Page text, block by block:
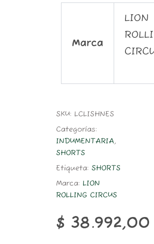
Marca
LION
SKU: LCLISHNES
Categorías:
INDUMENTARIA,
SHORTS
Etiqueta:SHORTS
Marca:LION
ROLLING CIRCUS
$ 38.992,00